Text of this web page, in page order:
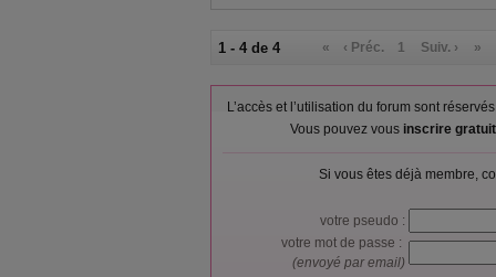
1 - 4 de 4 « ‹ Préc. 1 Suiv. › »
L’accès et l’utilisation du forum sont
Vous pouvez vous inscrire
Si vous êtes déjà membre,
votre pseudo :
votre mot de passe :
(envoyé par email)